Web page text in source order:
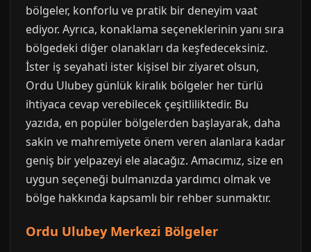
bölgeler, konforlu ve pratik bir deneyim vaat
ediyor. Ayrıca, konaklama seçeneklerinin yanı sıra
bölgedeki diğer olanakları da keşfedeceksiniz.
İster iş seyahati ister kişisel bir ziyaret olsun,
Ordu Ulubey günlük kiralık bölgeler her türlü
ihtiyaca cevap verebilecek çeşitliliktedir. Bu
yazıda, en popüler bölgelerden başlayarak, daha
sakin ve mahremiyete önem veren alanlara kadar
geniş bir yelpazeyi ele alacağız. Amacımız, size en
uygun seçeneği bulmanızda yardımcı olmak ve
bölge hakkında kapsamlı bir rehber sunmaktır.
Ordu Ulubey Merkezi Bölgeler